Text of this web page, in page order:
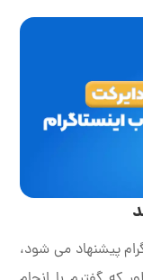
پیشنهاد می شود،